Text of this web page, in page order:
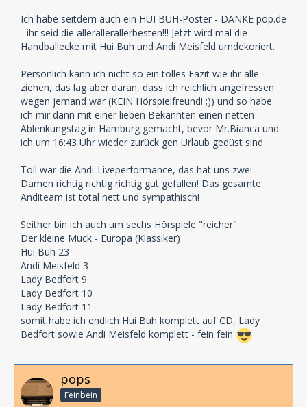
„DIE HÖRSPIEL 2009 – Die Rückkehr der
Kassettenkinder“ wird das nächste große
Event für alle Hörspiel-Beigeisterte!
verstärkt auch Programm für Kinder
und Jugendliche sollen die nächste Hörspielmesse
noch größer, noch schöner und
noch interessanter machen!
Bis dahin viele Grüße und alles Gute vom gesamten
Günter Merlau
Janet Sunjic
Svenja Kimbel
Jens Pfeiffer
Frieder Schölpple
Ich habe seitdem auch ein HUI BUH-Poster - DANKE pop.de
- ihr seid die allerallerallerbesten!!! Jetzt wird mal die
Handballecke mit Hui Buh und Andi Meisfeld umdekoriert.
Persönlich kann ich nicht so ein tolles Fazit wie ihr alle
ziehen, das lag aber daran, dass ich reichlich angefressen
wegen jemand war (KEIN Hörspielfreund! ;)) und so habe
ich mir dann mit einer lieben Bekannten einen netten
Ablenkungstag in Hamburg gemacht, bevor Mr.Bianca und
ich um 16:43 Uhr wieder zurück gen Urlaub gedüst sind
Toll war die Andi-Liveperformance, das hat uns zwei
Damen richtig richtig richtig gut gefallen! Das gesamte
Anditeam ist total nett und sympathisch!
Seither bin ich auch um sechs Hörspiele "reicher"
Der kleine Muck - Europa (Klassiker)
Hui Buh 23
Andi Meisfeld 3
Lady Bedfort 9
Lady Bedfort 10
Lady Bedfort 11
somit habe ich endlich Hui Buh komplett auf CD, Lady
Bedfort sowie Andi Meisfeld komplett - fein fein
pops
Feinbein